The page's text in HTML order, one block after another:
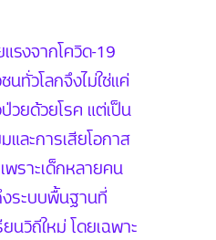
รงจากโควิด-19
นทั่วโลกจึงไม่ใช่แค่
วยด้วยโรค แต่เป็น
และการเสียโอกาส
ราะเด็กหลายคน
งระบบพื้นฐานที่
นวิถีใหม่ โดยเฉพาะ